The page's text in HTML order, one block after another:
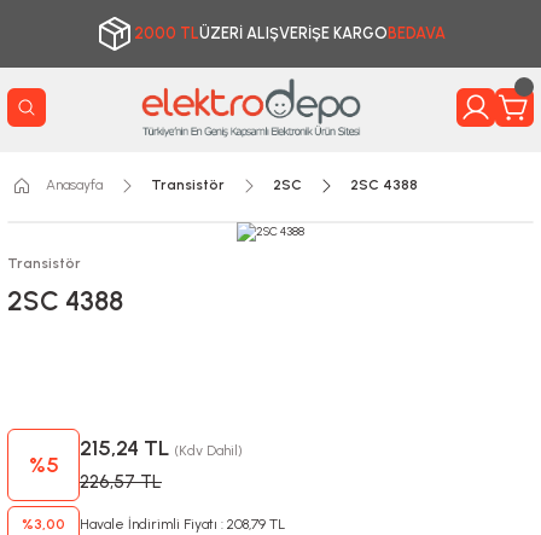
2000 TLÜZERİ ALIŞVERİŞE KARGO BEDAVA
Anasayfa Transistör 2SC 2SC 4388
Transistör
2SC 4388
%5
215,24 TL (Kdv Dahil)
226,57 TL
%3,00 Havale İndirimli Fiyatı : 208,79 TL